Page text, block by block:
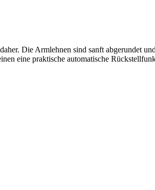
Die Armlehnen sind sanft abgerundet
eine praktische automatische